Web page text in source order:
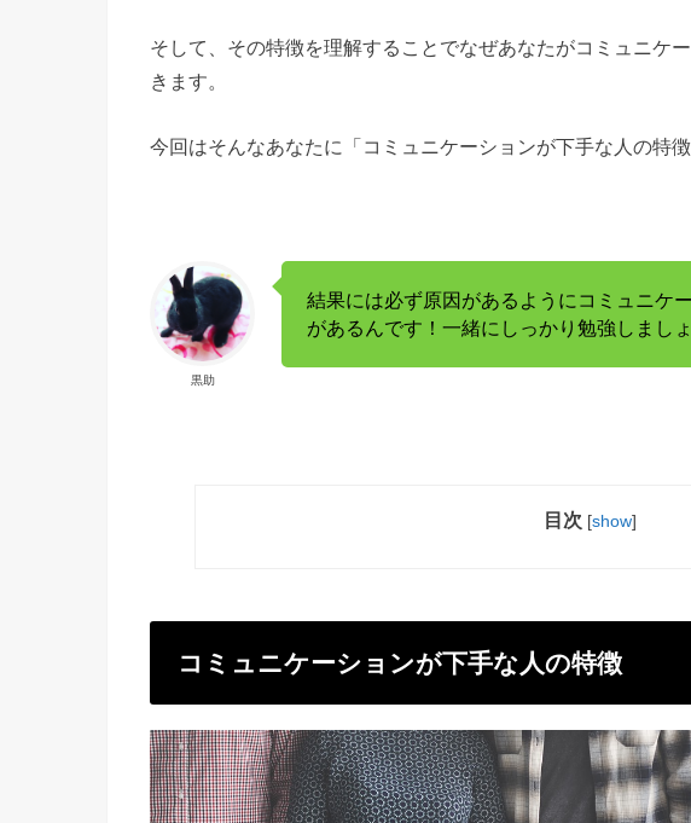
そして、その特徴を理解することでなぜあなたがコミュニケ
きます。
今回はそんなあなたに「コミュニケーションが下手な人の特
黒助
結果には必ず原因があるようにコミュニケ
があるんです！一緒にしっかり勉強しましょ
目次 [show]
コミュニケーションが下手な人の特徴